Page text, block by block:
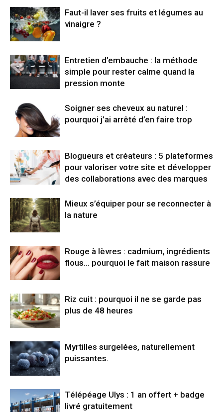
Faut-il laver ses fruits et légumes au
vinaigre ?
Entretien d’embauche : la méthode
simple pour rester calme quand la
pression monte
Soigner ses cheveux au naturel :
pourquoi j’ai arrêté d’en faire trop
Blogueurs et créateurs : 5 plateformes
pour valoriser votre site et développer
des collaborations avec des marques
Mieux s’équiper pour se reconnecter à
la nature
Rouge à lèvres : cadmium, ingrédients
flous… pourquoi le fait maison rassure
Riz cuit : pourquoi il ne se garde pas
plus de 48 heures
Myrtilles surgelées, naturellement
puissantes.
Télépéage Ulys : 1 an offert + badge
livré gratuitement